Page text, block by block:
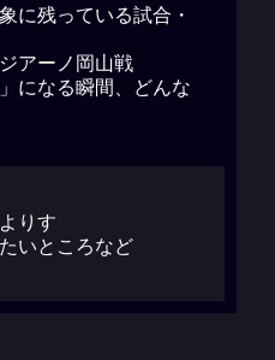
に残っている試合・
アーノ岡山戦
になる瞬間、どんな
りす
いところなど